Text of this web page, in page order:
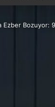
Ezber Bozuyor: